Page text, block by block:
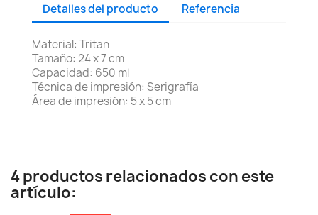
Detalles del producto Referencia
Material: Tritan
Tamaño: 24 x 7 cm
Capacidad: 650 ml
Técnica de impresión: Serigrafía
Área de impresión: 5 x 5 cm
4 productos relacionados con este
artículo: